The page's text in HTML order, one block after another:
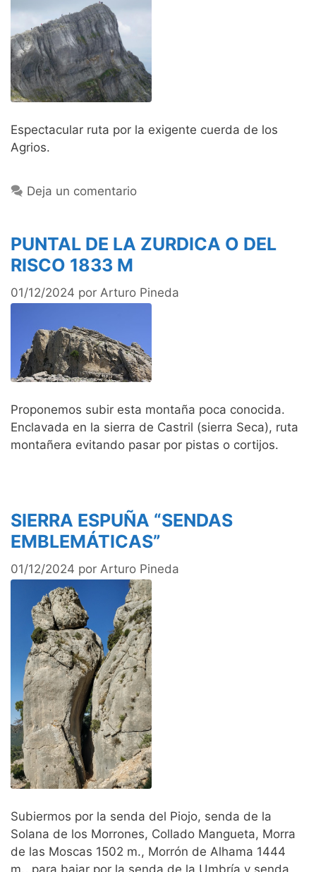
Espectacular ruta por la exigente cuerda de los
Agrios.
Deja un comentario
PUNTAL DE LA ZURDICA O DEL
RISCO 1833 M
01/12/2024 por Arturo Pineda
Proponemos subir esta montaña poca conocida.
Enclavada en la sierra de Castril (sierra Seca), ruta
montañera evitando pasar por pistas o cortijos.
SIERRA ESPUÑA “SENDAS
EMBLEMÁTICAS”
01/12/2024 por Arturo Pineda
Subiermos por la senda del Piojo, senda de la
Solana de los Morrones, Collado Mangueta, Morra
de las Moscas 1502 m., Morrón de Alhama 1444
m., para bajar por la senda de la Umbría y senda